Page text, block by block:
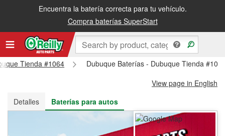
Encuentra la batería correcta para tu vehículo.
Compra baterías SuperStart
Recibe tu orden gratis al día siguiente o recógela en la tienda
Tienda #1064
Dubuque Baterías - Dubuque Tienda
View page in English
Detalles
Baterías para autos